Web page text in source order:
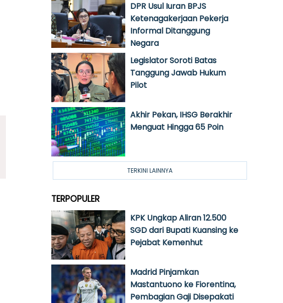
DPR Usul Iuran BPJS
Ketenagakerjaan Pekerja
Informal Ditanggung
Negara
Legislator Soroti Batas
Tanggung Jawab Hukum
Pilot
Akhir Pekan, IHSG Berakhir
Menguat Hingga 65 Poin
TERKINI LAINNYA
TERPOPULER
KPK Ungkap Aliran 12.500
SGD dari Bupati Kuansing ke
Pejabat Kemenhut
Madrid Pinjamkan
Mastantuono ke Fiorentina,
Pembagian Gaji Disepakati